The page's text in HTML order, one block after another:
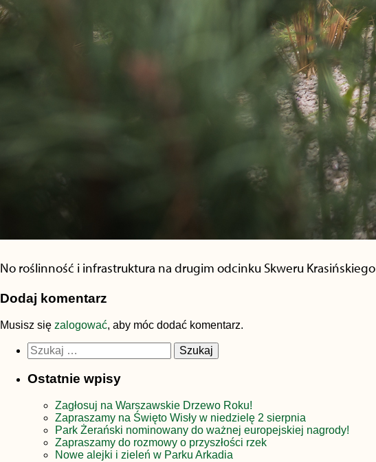
No roślinność i infrastruktura na drugim odcinku Skweru Krasińskiego
Dodaj komentarz
Musisz się zalogować, aby móc dodać komentarz.
Szukaj:
Ostatnie wpisy
Zagłosuj na Warszawskie Drzewo Roku!
Zapraszamy na Święto Wisły w niedzielę 2 sierpnia
Park Żerański nominowany do ważnej europejskiej nagrody!
Zapraszamy do rozmowy o przyszłości rzek
Nowe alejki i zieleń w Parku Arkadia